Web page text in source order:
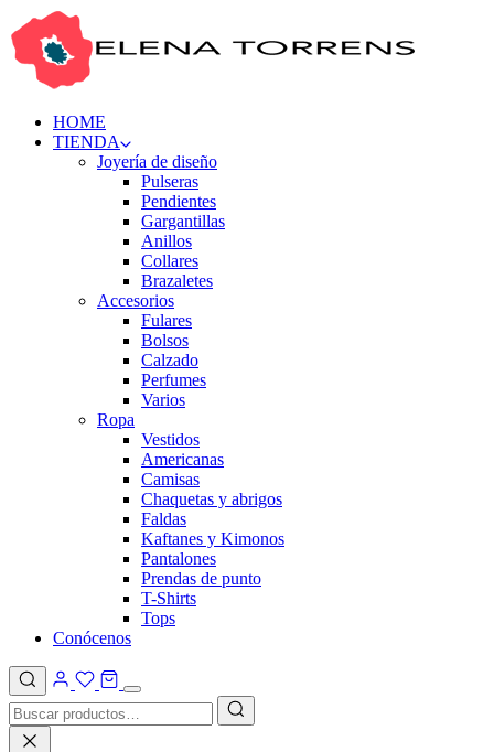
HOME
TIENDA
Joyería de diseño
Pulseras
Pendientes
Gargantillas
Anillos
Collares
Brazaletes
Accesorios
Fulares
Bolsos
Calzado
Perfumes
Varios
Ropa
Vestidos
Americanas
Camisas
Chaquetas y abrigos
Faldas
Kaftanes y Kimonos
Pantalones
Prendas de punto
T-Shirts
Tops
Conócenos